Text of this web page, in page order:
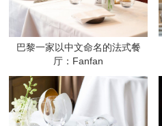
巴黎一家以中文命名的法式餐
厅：Fanfan